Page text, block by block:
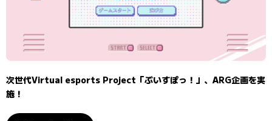
次世代Virtual esports Project「ぶいすぽっ！」、ARG企画を実
施！